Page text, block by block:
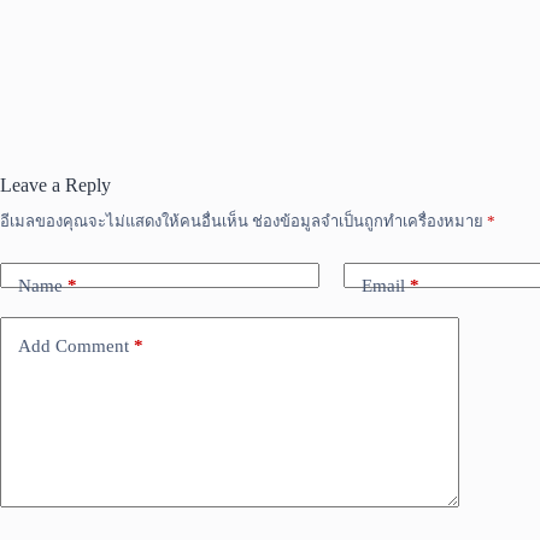
Leave a Reply
อีเมลของคุณจะไม่แสดงให้คนอื่นเห็น ช่องข้อมูลจำเป็นถูกทำเครื่องหมาย *
Name* Email*
Add Comment *